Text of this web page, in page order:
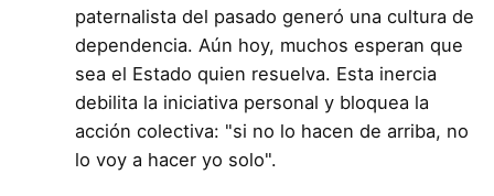
paternalista del pasado generó una cultura de
dependencia. Aún hoy, muchos esperan que
sea el Estado quien resuelva. Esta inercia
debilita la iniciativa personal y bloquea la
acción colectiva: "si no lo hacen de arriba, no
lo voy a hacer yo solo".